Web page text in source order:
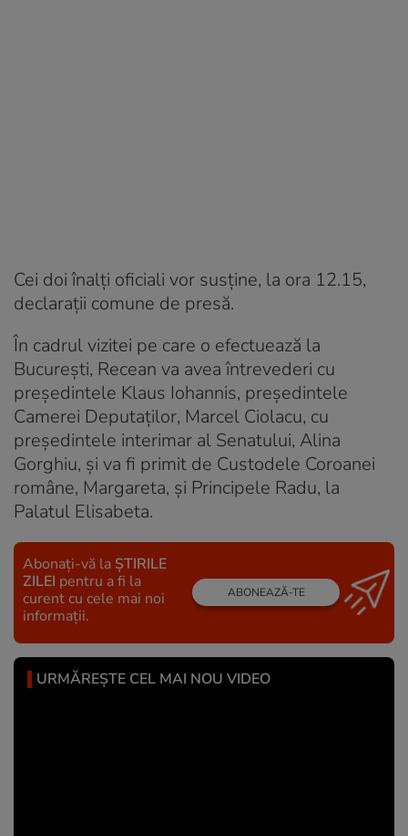
Cei doi înalţi oficiali vor susţine, la ora 12.15,
declaraţii comune de presă.
În cadrul vizitei pe care o efectuează la
Bucureşti, Recean va avea întrevederi cu
preşedintele Klaus Iohannis, preşedintele
Camerei Deputaţilor, Marcel Ciolacu, cu
preşedintele interimar al Senatului, Alina
Gorghiu, şi va fi primit de Custodele Coroanei
române, Margareta, şi Principele Radu, la
Palatul Elisabeta.
Abonați-vă la ȘTIRILE
ZILEI pentru a fi la
curent cu cele mai noi
informații.
ABONEAZĂ-TE
URMĂREȘTE CEL MAI NOU VIDEO